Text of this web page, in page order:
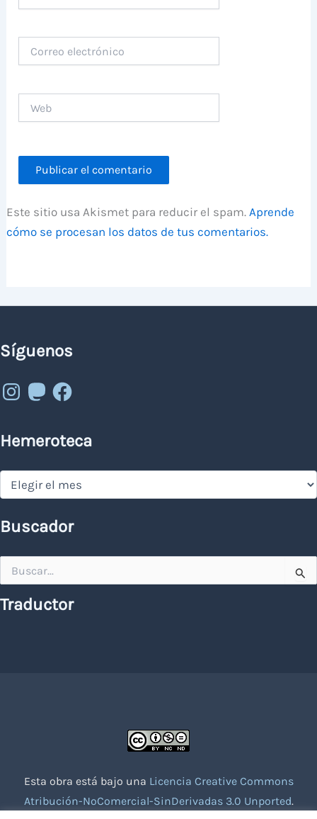
electrónico
Este sitio usa Akismet para reducir el spam.Aprende
cómo se procesan los datos de tus comentarios.
Síguenos
Instagram
MastodonFacebook
Hemeroteca
Hemeroteca
Buscador
por:
Traductor
Esta obra está bajo una Licencia Creative Commons
Atribución-NoComercial-SinDerivadas 3.0 Unported.